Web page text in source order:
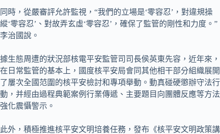
同時，從嚴審評允許監視，“我們的立場是‘零容忍’，對違規操
縱‘零容忍’、對故弄玄虛‘零容忍’，確保了監管的剛性和力度。”
李治國說。
據生態周遭的狀況部核電平安監管司司長侯英東先容，近年來，
在日常監管的基本上，國度核平安局會同其他相干部分組織展開
了屢次全國范圍的核平安檢討和專項舉動。動真碰硬懲辦守法行
動，并經由過程典範案例行業傳遞、主要題目向團體反應等方法
強化震懾警示。
此外，積極推進核平安文明培養任務，發布《核平安文明政策講